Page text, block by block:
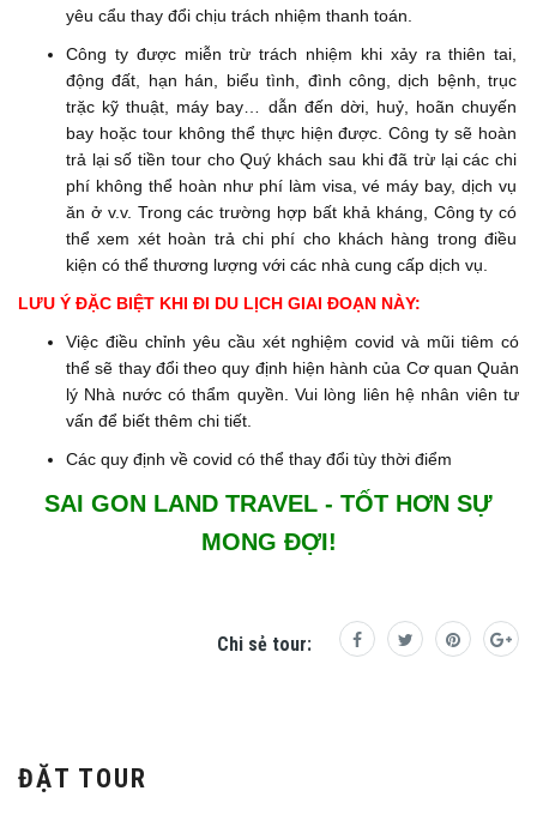
yêu cẩu thay đổi chịu trách nhiệm thanh toán.
Công ty được miễn trừ trách nhiệm khi xảy ra thiên tai,
động đất, hạn hán, biểu tình, đình công, dịch bệnh, trục
trặc kỹ thuật, máy bay… dẫn đến dời, huỷ, hoãn chuyến
bay hoặc tour không thể thực hiện được. Công ty sẽ hoàn
trả lại số tiền tour cho Quý khách sau khi đã trừ lại các chi
phí không thể hoàn như phí làm visa, vé máy bay, dịch vụ
ăn ở v.v. Trong các trường hợp bất khả kháng, Công ty có
thể xem xét hoàn trả chi phí cho khách hàng trong điều
kiện có thể thương lượng với các nhà cung cấp dịch vụ.
LƯU Ý ĐẶC BIỆT KHI ĐI DU LỊCH GIAI ĐOẠN NÀY:
Việc điều chỉnh yêu cầu xét nghiệm covid và mũi tiêm có
thể sẽ thay đổi theo quy định hiện hành của Cơ quan Quản
lý Nhà nước có thẩm quyền. Vui lòng liên hệ nhân viên tư
vấn để biết thêm chi tiết.
Các quy định về covid có thể thay đổi tùy thời điểm
SAI GON LAND TRAVEL - TỐT HƠN SỰ
MONG ĐỢI!
Chi sẻ tour:
ĐẶT TOUR